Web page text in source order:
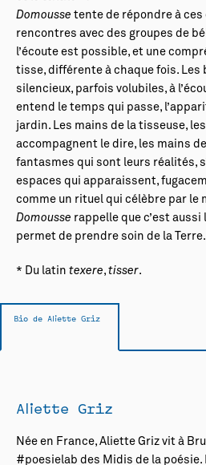
Domousse tente de répondre à ces
rencontres avec des groupes de
l’écoute est possible, et une
tisse, différente à chaque fois. Les
silencieux, parfois volubiles, à
entend le temps qui passe,
jardin. Les mains de la tisseuse,
accompagnent le dire, les mains
fantasmes qui sont leurs réalités,
espaces qui apparaissent,
comme un rituel qui célèbre par le
Domousse rappelle que c’est
permet de prendre soin de la Terre.
* Du latin texere, tisser.
Bio de Aliette Griz
Aliette Griz
Née en France, Aliette Griz vit à
#poesielab des Midis de la